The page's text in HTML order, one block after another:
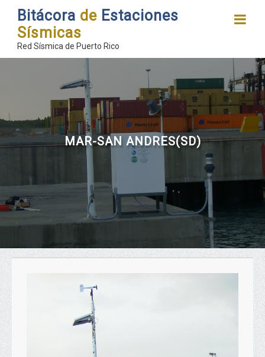
Bitácora de Estaciones
Sísmicas
Red Sísmica de Puerto Rico
MAR-SAN ANDRES(SD)